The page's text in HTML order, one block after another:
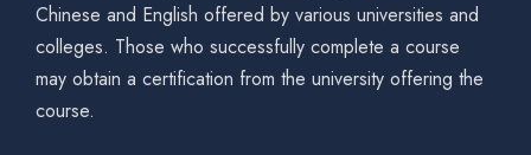
Chinese and English offered by various universities and
colleges. Those who successfully complete a course
may obtain a certification from the university offering the
course.